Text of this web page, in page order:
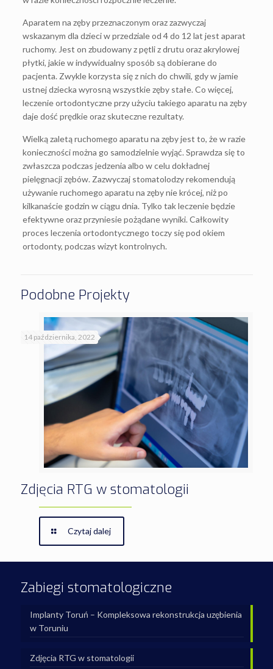
Aparatem na zęby przeznaczonym oraz zazwyczaj
wskazanym dla dzieci w przedziale od 4 do 12 lat jest aparat
ruchomy. Jest on zbudowany z pętli z drutu oraz akrylowej
płytki, jakie w indywidualny sposób są dobierane do
pacjenta. Zwykle korzysta się z nich do chwili, gdy w jamie
ustnej dziecka wyrosną wszystkie zęby stałe. Co więcej,
leczenie ortodontyczne przy użyciu takiego aparatu na zęby
daje dość prędkie oraz skuteczne rezultaty.
Wielką zaletą ruchomego aparatu na zęby jest to, że w razie
konieczności można go samodzielnie wyjąć. Sprawdza się to
zwłaszcza podczas jedzenia albo w celu dokładnej
pielęgnacji zębów. Zazwyczaj stomatolodzy rekomendują
używanie ruchomego aparatu na zęby nie krócej, niż po
kilkanaście godzin w ciągu dnia. Tylko tak leczenie będzie
efektywne oraz przyniesie pożądane wyniki. Całkowity
proces leczenia ortodontycznego toczy się pod okiem
ortodonty, podczas wizyt kontrolnych.
Podobne Projekty
14 października, 2022
Zdjęcia RTG w stomatologii
Czytaj dalej
Zabiegi stomatologiczne
Implanty Toruń – Kompleksowa rekonstrukcja uzębienia
w Toruniu
Zdjęcia RTG w stomatologii